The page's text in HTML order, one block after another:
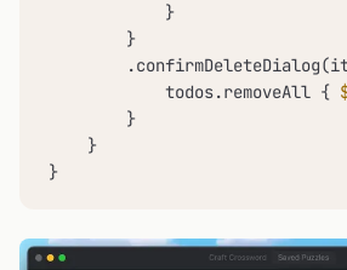
            }
        }
            todos.removeAll {
        }
    }
}